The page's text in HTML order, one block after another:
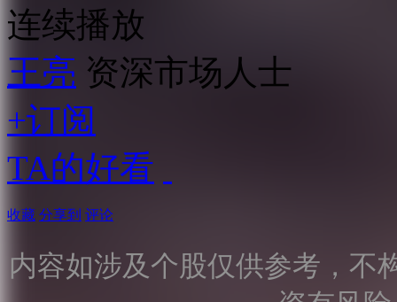
连续播放
王亮 资深市场人士
+订阅
TA的好看
收藏 分享到 评论
内容如涉及个股仅供参考，不